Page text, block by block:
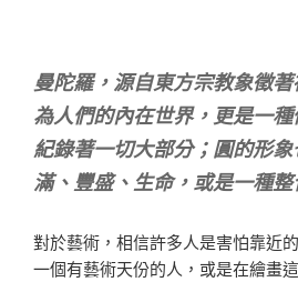
曼陀羅，源自東方宗教象徵
為人們的內在世界，更是一
紀錄著一切大部分；圓的形
滿、豐盛、生命，或是一種整
對於藝術，相信許多人是害怕靠近
一個有藝術天份的人，或是在繪畫